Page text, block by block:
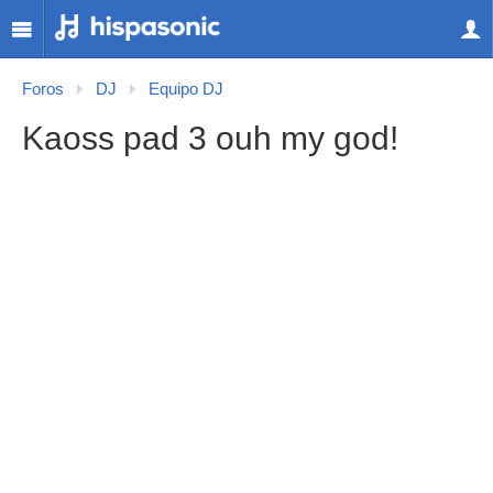
Foros DJ Equipo DJ
Kaoss pad 3 ouh my god!